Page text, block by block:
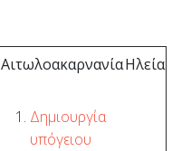
ΑιτωλοακαρνανίαΗλεία
Δημιουργία
υπόγειου